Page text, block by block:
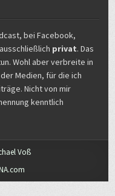
bei Facebook,
privat. Das
Wohl aber verbreite in
Medien, für die ich
Nicht von mir
kenntlich
Voß